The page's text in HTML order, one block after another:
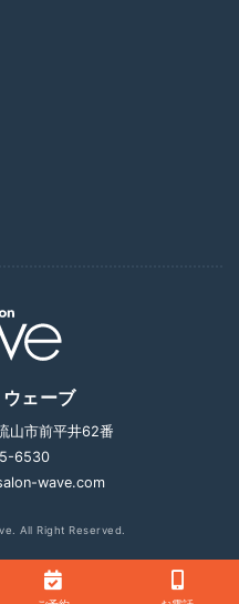
ェーブ
山市前平井62番
6530
wave.com
All Right Reserved.